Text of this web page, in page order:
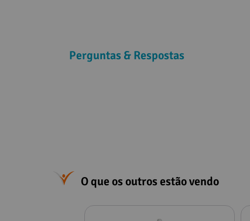
Perguntas & Respostas
O que os outros estão vendo